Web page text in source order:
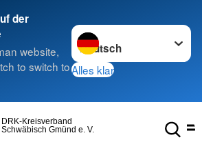
der
website,
to switch to
Sprache wechseln zu
Alles klar
Schwäbisch Gmünd e. V.
DRK-Kreisverband